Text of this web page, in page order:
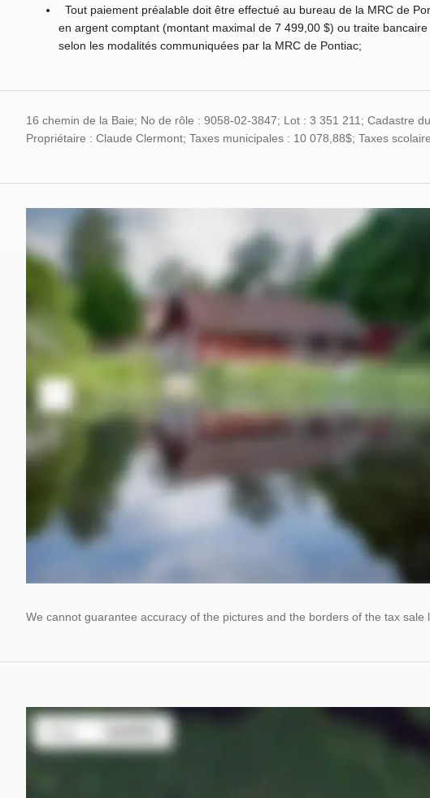
Tout paiement préalable doit être effectué au bureau de la MRC de
en argent comptant (montant maximal de 7 499,00 $) ou traite
selon les modalités communiquées par la MRC de Pontiac;
16 chemin de la Baie; No de rôle : 9058-02-3847; Lot : 3 351 211; Cadastre
Propriétaire : Claude Clermont; Taxes municipales : 10 078,88$; Taxes
We cannot guarantee accuracy of the pictures and the borders of the tax sale